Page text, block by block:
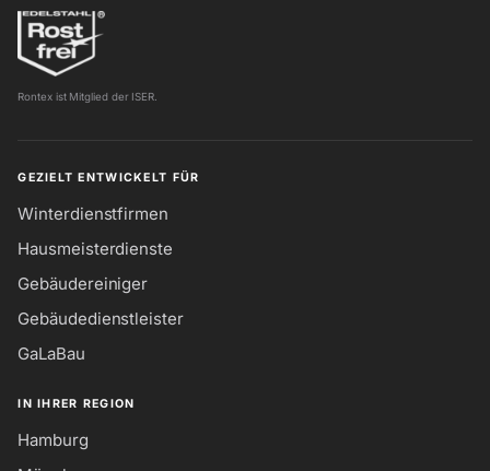
Rontex ist Mitglied der ISER.
GEZIELT ENTWICKELT FÜR
Winterdienstfirmen
Hausmeisterdienste
Gebäudereiniger
Gebäudedienstleister
GaLaBau
IN IHRER REGION
Hamburg